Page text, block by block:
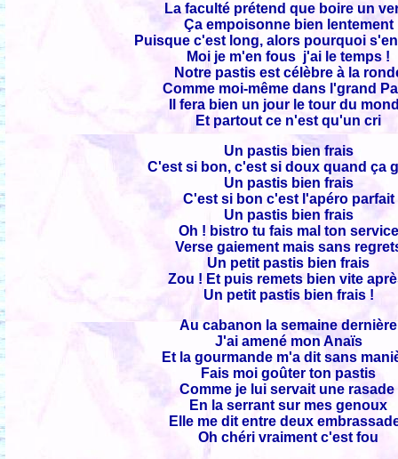
La faculté prétend que boire un
Ça empoisonne bien lentement
Puisque c'est long, alors pourquoi
Moi je m'en fous j'ai le temps !
Notre pastis est célèbre à la
Comme moi-même dans l'grand
Il fera bien un jour le tour du
Et partout ce n'est qu'un cri
Un pastis bien frais
C'est si bon, c'est si doux quand ça
Un pastis bien frais
C'est si bon c'est l'apéro parfait
Un pastis bien frais
Oh ! bistro tu fais mal ton service
Verse gaiement mais sans
Un petit pastis bien frais
Zou ! Et puis remets bien vite
Un petit pastis bien frais !
Au cabanon la semaine dernière
J'ai amené mon Anaïs
Et la gourmande m'a dit sans
Fais moi goûter ton pastis
Comme je lui servait une rasade
En la serrant sur mes genoux
Elle me dit entre deux
Oh chéri vraiment c'est fou